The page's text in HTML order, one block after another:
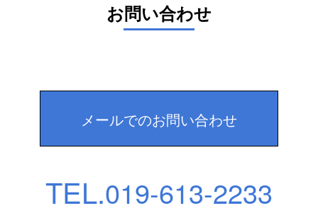
お問い合わせ
メールでのお問い合わせ
TEL.019-613-2233